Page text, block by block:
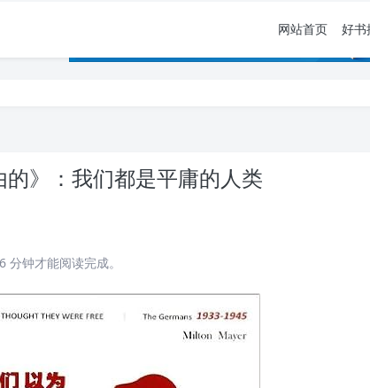
网站首页 好书
的》：我们都是平庸的人类
钟才能阅读完成。